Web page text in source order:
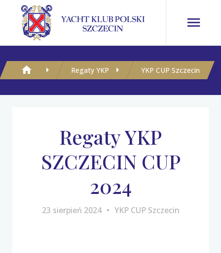
Regaty YKP YKP CUP Szczecin
Regaty YKP
SZCZECIN CUP
2024
23 sierpień 2024 YKP CUP Szczecin